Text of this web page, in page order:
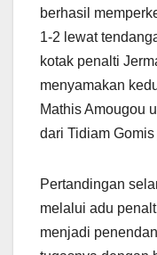
berhasil
1-2 lewat
kotak penalti
menyamakan
Mathis Amougou
dari Tidiam
Pertandingan
melalui adu
menjadi